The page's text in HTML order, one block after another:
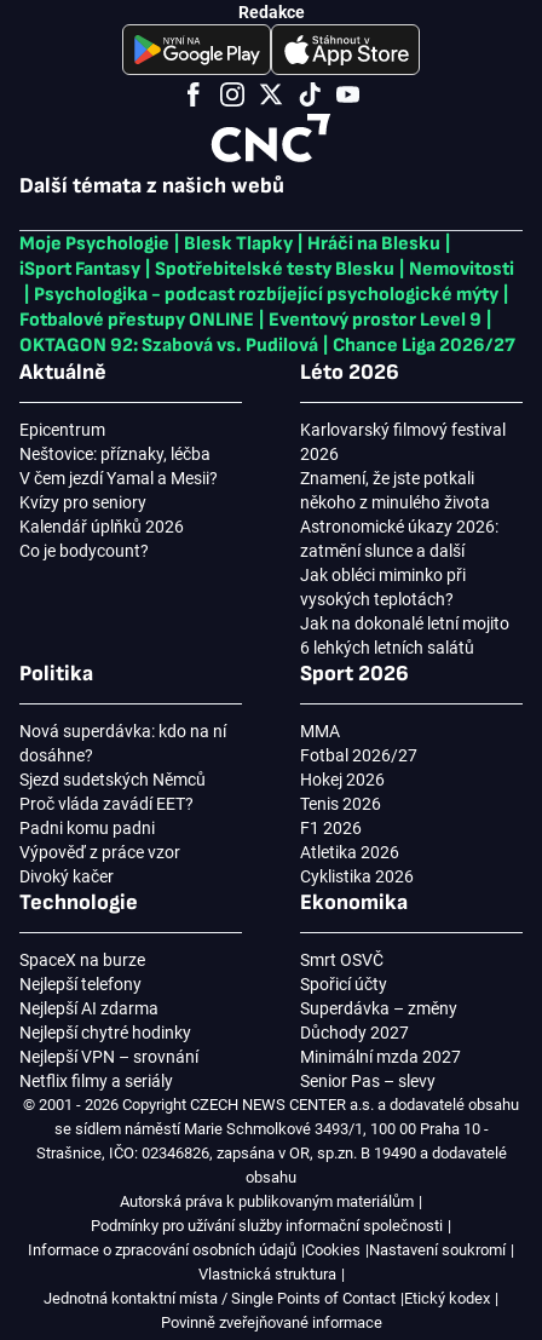
Další témata z našich webů
Moje Psychologie Blesk Tlapky Hráči na Blesku
iSport Fantasy
Spotřebitelské testy Blesku
Nemovitosti
Psychologika - podcast rozbíjející psychologické mýty
Fotbalové přestupy ONLINE
Eventový prostor Level 9
OKTAGON 92: Szabová vs. Pudilová
Chance Liga 2026/27
Aktuálně
Epicentrum
Neštovice: příznaky, léčba
V čem jezdí Yamal a Mesii?
Kvízy pro seniory
Kalendář úplňků 2026
Co je bodycount?
Léto 2026
Karlovarský filmový festival
2026
Znamení, že jste potkali
někoho z minulého života
Astronomické úkazy 2026:
zatmění slunce a další
Jak obléci miminko při
vysokých teplotách?
Jak na dokonalé letní mojito
6 lehkých letních salátů
Politika
Nová superdávka: kdo na ní
dosáhne?
Sjezd sudetských Němců
Proč vláda zavádí EET?
Padni komu padni
Výpověď z práce vzor
Divoký kačer
Sport 2026
MMA
Fotbal 2026/27
Hokej 2026
Tenis 2026
F1 2026
Atletika 2026
Cyklistika 2026
Technologie
SpaceX na burze
Nejlepší telefony
Nejlepší AI zdarma
Nejlepší chytré hodinky
Nejlepší VPN – srovnání
Netflix filmy a seriály
Ekonomika
Smrt OSVČ
Spořicí účty
Superdávka – změny
Důchody 2027
Minimální mzda 2027
Senior Pas – slevy
Redakce
© 2001 - 2026 Copyright CZECH NEWS CENTER a.s. a dodavatelé obsahu
se sídlem náměstí Marie Schmolkové 3493/1, 100 00 Praha 10 -
Strašnice, IČO: 02346826, zapsána v OR, sp.zn. B 19490 a dodavatelé
obsahu
Autorská práva k publikovaným materiálům
Podmínky pro užívání služby informační společnosti
Informace o zpracování osobních údajů Cookies Nastavení soukromí
Vlastnická struktura
Jednotná kontaktní místa / Single Points of Contact Etický kodex
Povinně zveřejňované informace